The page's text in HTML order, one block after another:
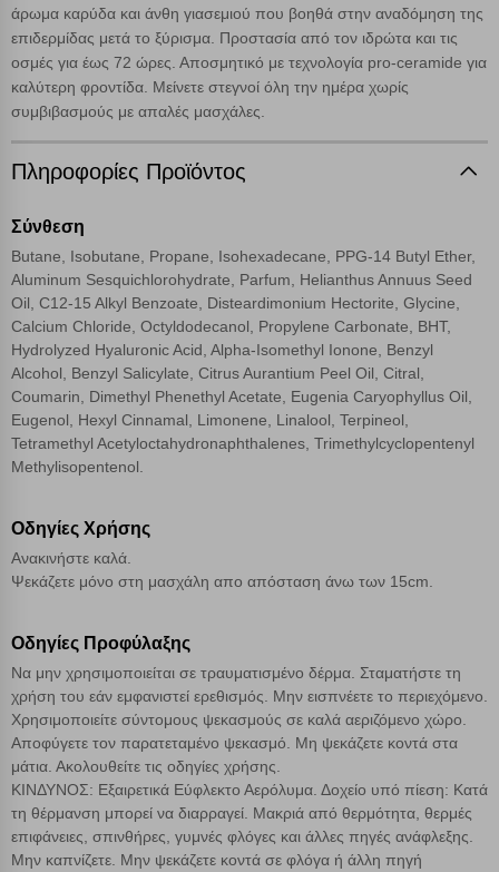
άρωμα καρύδα και άνθη γιασεμιού που βοηθά στην αναδόμηση της
επιδερμίδας μετά το ξύρισμα. Προστασία από τον ιδρώτα και τις
οσμές για έως 72 ώρες. Αποσμητικό με τεχνολογία pro-ceramide για
καλύτερη φροντίδα. Μείνετε στεγνοί όλη την ημέρα χωρίς
συμβιβασμούς με απαλές μασχάλες.
Πληροφορίες Προϊόντος
Σύνθεση
Butane, Isobutane, Propane, Isohexadecane, PPG‑14 Butyl Ether,
Aluminum Sesquichlorohydrate, Parfum, Helianthus Annuus Seed
Oil, C12‑15 Alkyl Benzoate, Disteardimonium Hectorite, Glycine,
Calcium Chloride, Octyldodecanol, Propylene Carbonate, BHT,
Hydrolyzed Hyaluronic Acid, Alpha‑Isomethyl Ionone, Benzyl
Alcohol, Benzyl Salicylate, Citrus Aurantium Peel Oil, Citral,
Coumarin, Dimethyl Phenethyl Acetate, Eugenia Caryophyllus Oil,
Eugenol, Hexyl Cinnamal, Limonene, Linalool, Terpineol,
Tetramethyl Acetyloctahydronaphthalenes, Trimethylcyclopentenyl
Methylisopentenol.
Οδηγίες Χρήσης
Ανακινήστε καλά.
Ψεκάζετε μόνο στη μασχάλη απο απόσταση άνω των 15cm.
Οδηγίες Προφύλαξης
Να μην χρησιμοποιείται σε τραυματισμένο δέρμα. Σταματήστε τη
χρήση του εάν εμφανιστεί ερεθισμός. Μην εισπνέετε το περιεχόμενο.
Χρησιμοποιείτε σύντομους ψεκασμούς σε καλά αεριζόμενο χώρο.
Αποφύγετε τον παρατεταμένο ψεκασμό. Mη ψεκάζετε κοντά στα
μάτια. Ακολουθείτε τις οδηγίες χρήσης.
ΚΙΝΔΥΝΟΣ: Εξαιρετικά Εύφλεκτο Αερόλυμα. Δοχείο υπό πίεση: Κατά
τη θέρμανση μπορεί να διαρραγεί. Μακριά από θερμότητα, θερμές
επιφάνειες, σπινθήρες, γυμνές φλόγες και άλλες πηγές ανάφλεξης.
Mην καπνίζετε. Mην ψεκάζετε κοντά σε φλόγα ή άλλη πηγή
Αναζήτηση
ταυτότητά σας. Τα cookies είναι μικρά αρχεία κειμένου τα οποία,
μέσω του προγράμματος περιήγησης εγκαθίστανται στον υπολογιστή
ιστοσελίδα και βελτιώνοντας την εμπειρία περιήγησης ή, εφ΄ όσον το
επιλέξετε, απομνημονεύοντας τις προτιμήσεις σας. Η κατηγορία των
απολύτως απαραίτητων cookies για την ομαλή λειτουργία του
ιστότοπου είναι η μόνη ενεργοποιημένη. Έχετε τη δυνατότητα να
επάνω δεξιά, αφού ενημερωθείτε σχετικά. Ωστόσο θα πρέπει να
μπορεί να επηρεάσει την εμπειρία της περιήγησής σας ή/και της
Λειτουργικά cookies
Cookies στόχευσης
Cookies απόδοσης
Αποδοχή όλων